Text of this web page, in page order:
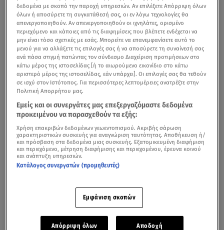
δεδομένα με σκοπό την παροχή υπηρεσιών. Αν επιλέξετε Απόρριψη όλων
όλων ή αποσύρετε τη συγκατάθεσή σας, οι εν λόγω τεχνολογίες θα
απενεργοποιηθούν. Αν απενεργοποιηθούν οι ιχνηλάτες, ορισμένο
περιεχόμενο και κάποιες από τις διαφημίσεις που βλέπετε ενδέχεται να
μην είναι τόσο σχετικές με εσάς. Μπορείτε να επανεμφανίσετε αυτό το
μενού για να αλλάξετε τις επιλογές σας ή να αποσύρετε τη συναίνεσή σας
ανά πάσα στιγμή πατώντας τον σύνδεσμο Διαχείριση προτιμήσεων στο
κάτω μέρος της ιστοσελίδας [ή το αιωρούμενο εικονίδιο στο κάτω
αριστερό μέρος της ιστοσελίδας, εάν υπάρχει]. Οι επιλογές σας θα τεθούν
σε ισχύ στον Ιστότοπος. Για περισσότερες λεπτομέρειες ανατρέξτε στην
Πολιτική Απορρήτου μας.
Εμείς και οι συνεργάτες μας επεξεργαζόμαστε δεδομένα
προκειμένου να παρασχεθούν τα εξής:
Χρήση επακριβών δεδομένων γεωεντοπισμού. Ακριβής σάρωση
χαρακτηριστικών συσκευής για αναγνώριση ταυτότητας. Αποθήκευση ή/
και πρόσβαση στα δεδομένα μιας συσκευής. Εξατομικευμένη διαφήμιση
και περιεχόμενο, μέτρηση διαφήμισης και περιεχομένου, έρευνα κοινού
και ανάπτυξη υπηρεσιών.
Κατάλογος συνεργατών (προμηθευτές)
Εμφάνιση σκοπών
Απόρριψη όλων Αποδοχή